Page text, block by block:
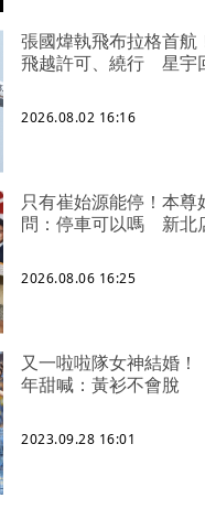
張國煒執飛布拉格首航
飛越許可、繞行 星宇
2026.08.02 16:16
只有崔始源能停！本尊
問：停車可以嗎 新北
2026.08.06 16:25
又一啦啦隊女神結婚
年甜喊：黃衫不會脫
2023.09.28 16:01